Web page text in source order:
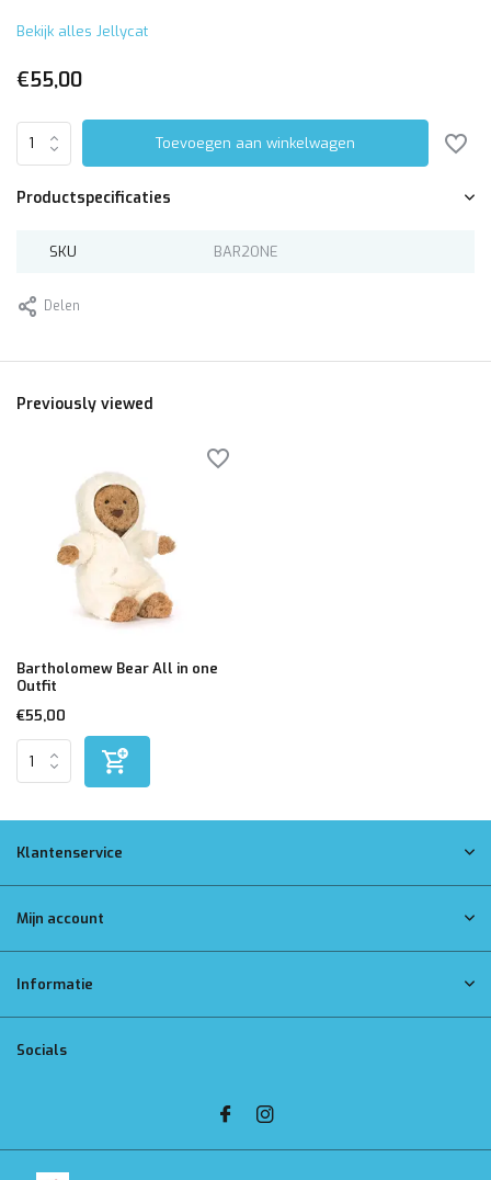
Bekijk alles Jellycat
€55,00
Toevoegen aan winkelwagen
Productspecificaties
SKU BAR2ONE
Delen
Previously viewed
Bartholomew Bear All in one
Outfit
€55,00
Klantenservice
Mijn account
Informatie
Socials